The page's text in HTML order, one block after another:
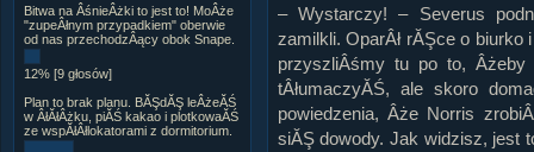
Bitwa na ÂśnieÂżki to jest to! MoÂże
"zupeÂłnym przypadkiem" oberwie
od nas przechodzÂący obok Snape.
12% [9 głosów]
Plan to brak planu. BĂŞdĂŞ leÂżeĂŚ
w ÂłĂłÂżku, piĂŚ kakao i plotkowaĂŚ
ze wspĂłÂłlokatorami z dormitorium.
– Wystarczy! – Severus
zamilkli. OparÂł rĂŞce o biurko
przyszliÂśmy tu po to,
tÂłumaczyĂŚ, ale skoro
powiedzenia, Âże Norris
siĂŞ dowody. Jak widzisz, jest